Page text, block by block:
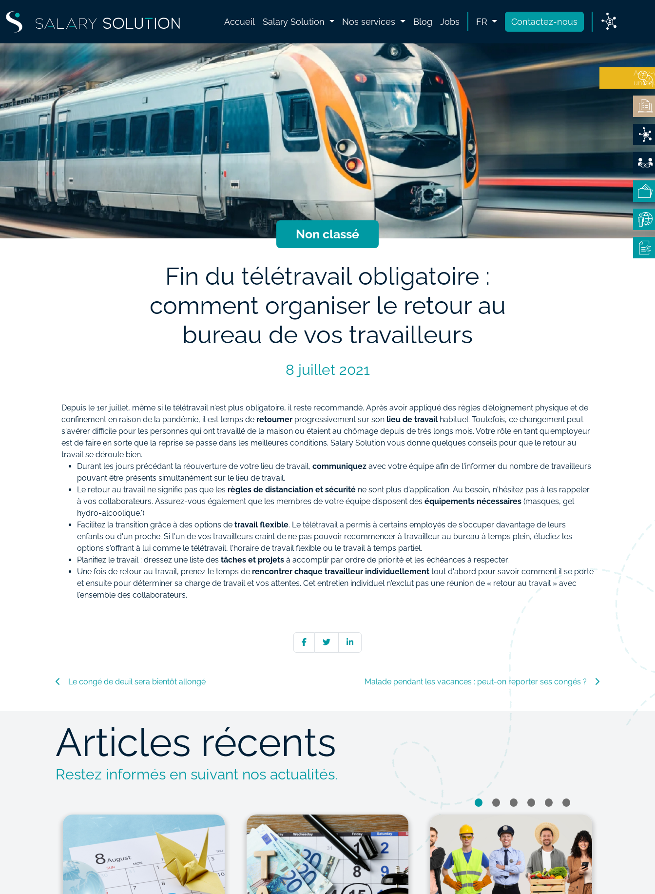
Accueil Salary Solution Nos services Blog Jobs FR Contactez-nous
Non classé
Fin du télétravail obligatoire :
comment organiser le retour au
bureau de vos travailleurs
8 juillet 2021
Depuis le 1er juillet, même si le télétravail n'est plus obligatoire, il reste recommandé. Après avoir appliqué des règles d'éloignement physique et de
confinement en raison de la pandémie, il est temps de retourner progressivement sur son lieu de travail habituel. Toutefois, ce changement peut
s'avérer difficile pour les personnes qui ont travaillé de la maison ou étaient au chômage depuis de très longs mois. Votre rôle en tant qu'employeur
est de faire en sorte que la reprise se passe dans les meilleures conditions. Salary Solution vous donne quelques conseils pour que le retour au
travail se déroule bien.
Durant les jours précédant la réouverture de votre lieu de travail, communiquez avec votre équipe afin de l'informer du nombre de travailleurs
pouvant être présents simultanément sur le lieu de travail.
Le retour au travail ne signifie pas que les règles de distanciation et sécurité ne sont plus d'application. Au besoin, n'hésitez pas à les rappeler
à vos collaborateurs. Assurez-vous également que les membres de votre équipe disposent des équipements nécessaires (masques, gel
hydro-alcoolique,').
Facilitez la transition grâce à des options de travail flexible. Le télétravail a permis à certains employés de s'occuper davantage de leurs
enfants ou d'un proche. Si l'un de vos travailleurs craint de ne pas pouvoir recommencer à travailleur au bureau à temps plein, étudiez les
options s'offrant à lui comme le télétravail, l'horaire de travail flexible ou le travail à temps partiel.
Planifiez le travail : dressez une liste des tâches et projets à accomplir par ordre de priorité et les échéances à respecter.
Une fois de retour au travail, prenez le temps de rencontrer chaque travailleur individuellement tout d'abord pour savoir comment il se porte
et ensuite pour déterminer sa charge de travail et vos attentes. Cet entretien individuel n'exclut pas une réunion de « retour au travail » avec
l'ensemble des collaborateurs.
Le congé de deuil sera bientôt allongé Malade pendant les vacances : peut-on reporter ses congés ?
Articles récents
Restez informés en suivant nos actualités.